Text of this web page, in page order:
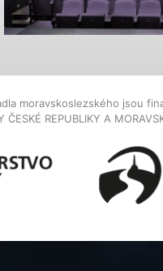
moravskoslezského jsou
ČESKÉ REPUBLIKY A